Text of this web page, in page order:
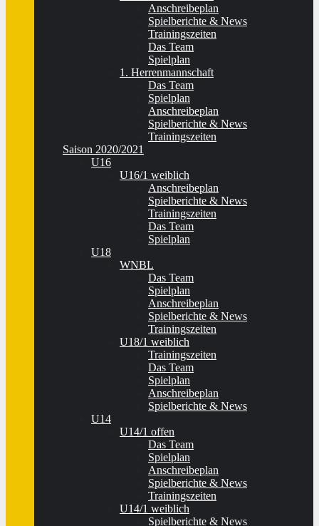
Anschreibeplan
Spielberichte & News
Trainingszeiten
Das Team
Spielplan
1. Herrenmannschaft
Das Team
Spielplan
Anschreibeplan
Spielberichte & News
Trainingszeiten
Saison 2020/2021
U16
U16/1 weiblich
Anschreibeplan
Spielberichte & News
Trainingszeiten
Das Team
Spielplan
U18
WNBL
Das Team
Spielplan
Anschreibeplan
Spielberichte & News
Trainingszeiten
U18/1 weiblich
Trainingszeiten
Das Team
Spielplan
Anschreibeplan
Spielberichte & News
U14
U14/1 offen
Das Team
Spielplan
Anschreibeplan
Spielberichte & News
Trainingszeiten
U14/1 weiblich
Spielberichte & News